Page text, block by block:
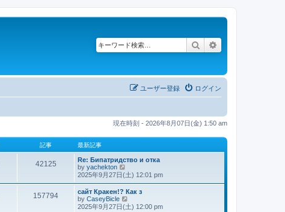
検索
ログイン
ユーザー登録
現在時刻 - 2026年8月07日(金) 1:50 am
記事 最新記事
42125
Re: Бипатридство и отка
by yachekton
新
記
事
2025年9月27日(土) 12:01 pm
157794
сайт Кракен!? Как з
by CaseyBicle
新
2025年9月27日(土) 12:00 pm